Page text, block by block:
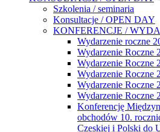
Szkolenia / seminaria
Konsultacje / OPEN DAY
KONFERENCJE /
Wydarzenie roczne
Wydarzenie Roczne
Wydarzenie Roczne
Wydarzenie Roczne
Wydarzenie Roczne
Wydarzenie Roczne
Konferencję
obchodów 10.
Czeskiej i Polski do